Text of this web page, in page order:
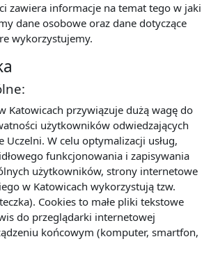
zawiera informacje na temat tego w jaki
dane osobowe oraz dane dotyczące
wykorzystujemy.
Katowicach przywiązuje dużą wagę do
użytkowników odwiedzających
W celu optymalizacji usług,
funkcjonowania i zapisywania
użytkowników, strony internetowe
w Katowicach wykorzystują tzw.
Cookies to małe pliki tekstowe
do przeglądarki internetowej
końcowym (komputer, smartfon,